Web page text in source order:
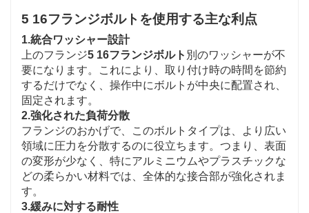
5 16フランジボルトを使用する主な利点
1.統合ワッシャー設計
上のフランジ5 16フランジボルト 別のワッシャーが不
要になります。これにより、取り付け時の時間を節約
するだけでなく、操作中にボルトが中央に配置され、
固定されます。
2.強化された負荷分散
フランジのおかげで、このボルトタイプは、より広い
領域に圧力を分散するのに役立ちます。つまり、表面
の変形が少なく、特にアルミニウムやプラスチックな
どの柔らかい材料では、全体的な接合部が強化されま
す。
3.緩みに対する耐性